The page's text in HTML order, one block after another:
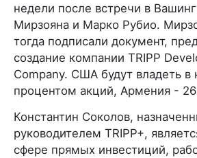
недели после встречи в
Мирзояна и Марко Рубио.
тогда подписали документ,
создание компании TRIPP
Company. США будут владеть в
процентом акций, Армения -
Константин Соколов,
руководителем TRIPP+,
сфере прямых инвестиций,